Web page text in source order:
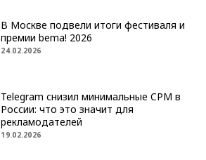
В Москве подвели итоги фестиваля и
премии bema! 2026
24.02.2026
Telegram снизил минимальные CPM в
России: что это значит для
рекламодателей
19.02.2026